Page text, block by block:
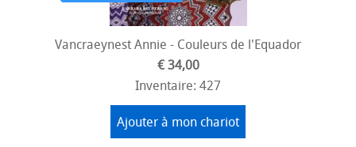
Vancraeynest Annie - Couleurs de l'Equador
€ 34,00
Inventaire: 427
Ajouter à mon chariot